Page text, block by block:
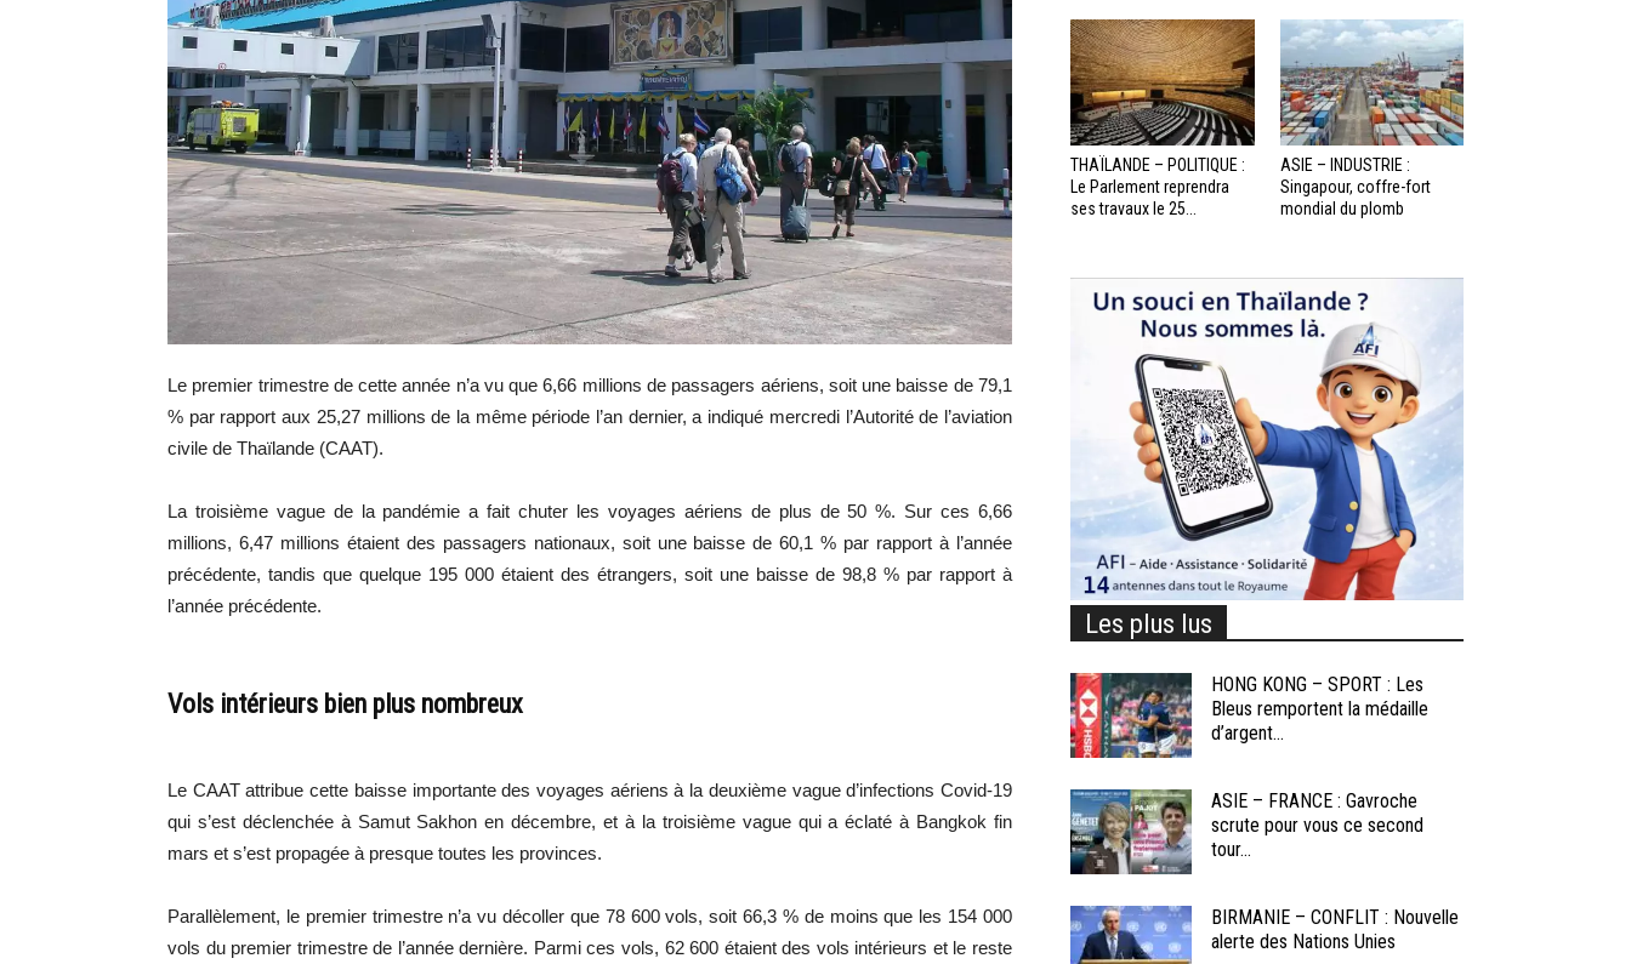
Le premier trimestre de cette année n’a vu que 6,66 millions de passagers aériens, soit une baisse de 79,1
% par rapport aux 25,27 millions de la même période l’an dernier, a indiqué mercredi l’Autorité de l’aviation
civile de Thaïlande (CAAT).
La troisième vague de la pandémie a fait chuter les voyages aériens de plus de 50 %. Sur ces 6,66
millions, 6,47 millions étaient des passagers nationaux, soit une baisse de 60,1 % par rapport à l’année
précédente, tandis que quelque 195 000 étaient des étrangers, soit une baisse de 98,8 % par rapport à
l’année précédente.
Vols intérieurs bien plus nombreux
Le CAAT attribue cette baisse importante des voyages aériens à la deuxième vague d’infections Covid-19
qui s’est déclenchée à Samut Sakhon en décembre, et à la troisième vague qui a éclaté à Bangkok fin
mars et s’est propagée à presque toutes les provinces.
Parallèlement, le premier trimestre n’a vu décoller que 78 600 vols, soit 66,3 % de moins que les 154 000
vols du premier trimestre de l’année dernière. Parmi ces vols, 62 600 étaient des vols intérieurs et le reste
THAÏLANDE – POLITIQUE :
Le Parlement reprendra
ses travaux le 25...
ASIE – INDUSTRIE :
Singapour, coffre-fort
mondial du plomb
Les plus lus
HONG KONG – SPORT : Les
Bleus remportent la médaille
d’argent...
ASIE – FRANCE : Gavroche
scrute pour vous ce second
tour...
BIRMANIE – CONFLIT : Nouvelle
alerte des Nations Unies